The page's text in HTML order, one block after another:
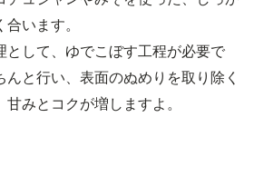
います。
として、ゆでこぼす工程が必要で
と行い、表面のぬめりを取り除く
みとコクが増しますよ。